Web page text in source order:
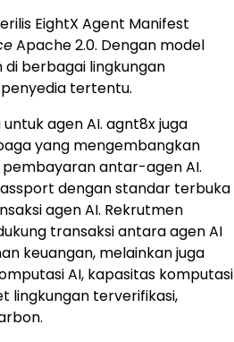
EightX Agent Manifest
Apache 2.0. Dengan model
di berbagai lingkungan
tertentu.
agen AI. agnt8x juga
yang mengembangkan
antar-agen AI.
dengan standar terbuka
agen AI. Rekrutmen
transaksi antara agen AI
keuangan, melainkan juga
AI, kapasitas komputasi
lingkungan terverifikasi,